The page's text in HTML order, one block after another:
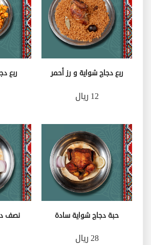
ربع دجاج شواية و رز أحمر
12 ريال
ربع
حبة دجاج شواية سادة
28 ريال
نصف